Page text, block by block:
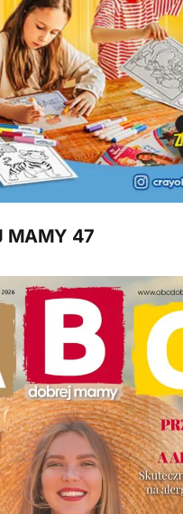
MAMY 47